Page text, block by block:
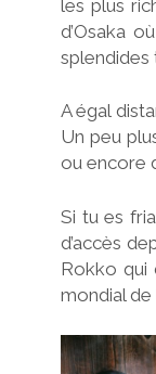
les plus
d’Osaka
splendides
A égal
Un peu
ou encore
Si tu es
d’accès
Rokko qui
mondial de